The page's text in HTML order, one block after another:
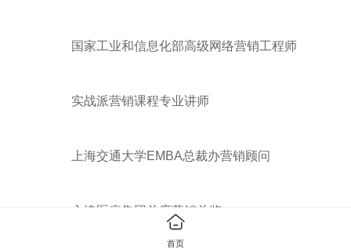
国家工业和信息化部高级网络营销工程师
实战派营销课程专业讲师
上海交通大学EMBA总裁办营销顾问
心追医疗集团首席营销总监
首页